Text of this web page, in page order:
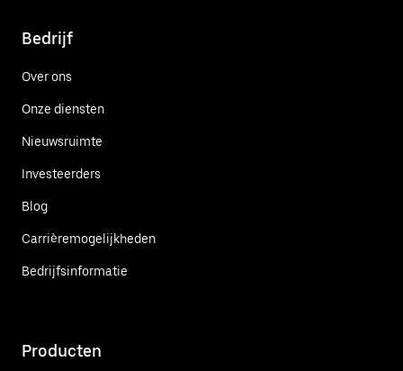
Bedrijf
Over ons
Onze diensten
Nieuwsruimte
Investeerders
Blog
Carrièremogelijkheden
Bedrijfsinformatie
Producten